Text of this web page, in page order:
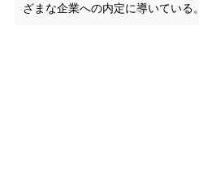
ざまな企業への内定に導いている。